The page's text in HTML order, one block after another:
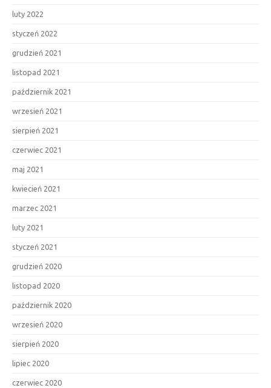
luty 2022
styczeń 2022
grudzień 2021
listopad 2021
październik 2021
wrzesień 2021
sierpień 2021
czerwiec 2021
maj 2021
kwiecień 2021
marzec 2021
luty 2021
styczeń 2021
grudzień 2020
listopad 2020
październik 2020
wrzesień 2020
sierpień 2020
lipiec 2020
czerwiec 2020